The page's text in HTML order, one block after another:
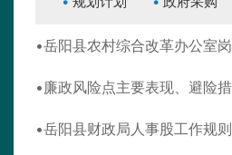
岳阳县财政局人事股工作规则